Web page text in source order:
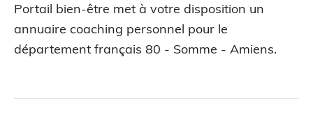
Portail bien-être met à votre disposition un
annuaire coaching personnel pour le
département français 80 - Somme - Amiens.